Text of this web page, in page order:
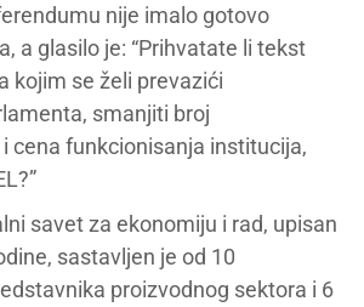
nije imalo gotovo
a glasilo je: “Prihvatate li tekst
kojim se želi prevazići
smanjiti broj
cena funkcionisanja institucija,
savet za ekonomiju i rad, upisan
sastavljen je od 10
proizvodnog sektora i 6